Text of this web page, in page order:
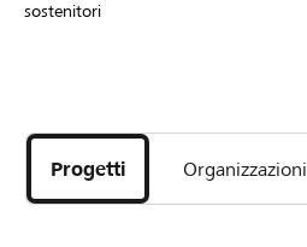
DE FR IT
sostenitori
i
progetti
e
Progetti Organizzazioni